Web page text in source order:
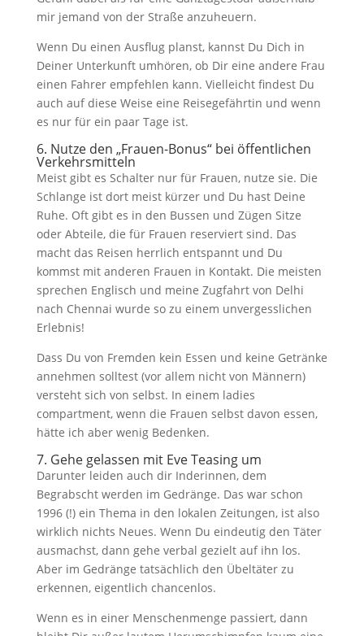
mir jemand von der Straße anzuheuern.
Wenn Du einen Ausflug planst, kannst Du Dich in
Deiner Unterkunft umhören, ob Dir eine andere Frau
einen Fahrer empfehlen kann. Vielleicht findest Du
auch auf diese Weise eine Reisegefährtin und wenn
es nur für ein paar Tage ist.
6. Nutze den „Frauen-Bonus“ bei öffentlichen
Verkehrsmitteln
Meist gibt es Schalter nur für Frauen, nutze sie. Die
Schlange ist dort meist kürzer und Du hast Deine
Ruhe. Oft gibt es in den Bussen und Zügen Sitze
oder Abteile, die für Frauen reserviert sind. Das
macht das Reisen herrlich entspannt und Du
kommst mit anderen Frauen in Kontakt. Die meisten
sprechen Englisch und meine Zugfahrt von Delhi
nach Chennai wurde so zu einem unvergesslichen
Erlebnis!
Dass Du von Fremden kein Essen und keine Getränke
annehmen solltest (vor allem nicht von Männern)
versteht sich von selbst. In einem ladies
compartment, wenn die Frauen selbst davon essen,
hätte ich aber wenig Bedenken.
7. Gehe gelassen mit Eve Teasing um
Darunter leiden auch dir Inderinnen, dem
Begrabscht werden im Gedränge. Das war schon
1996 (!) ein Thema in den lokalen Zeitungen, ist also
wirklich nichts Neues. Wenn Du eindeutig den Täter
ausmachst, dann gehe verbal gezielt auf ihn los.
Aber im Gedränge tatsächlich den Übeltäter zu
erkennen, eigentlich chancenlos.
Wenn es in einer Menschenmenge passiert, dann